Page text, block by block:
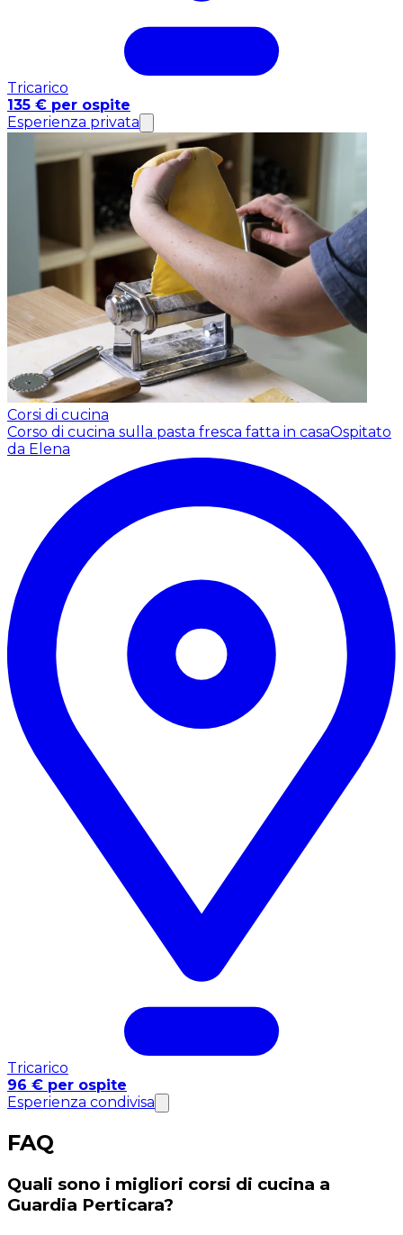
Tricarico
135 € per ospite
Esperienza privata
Corsi di cucina
Corso di cucina sulla pasta fresca fatta in casaOspitato
da Elena
Tricarico
96 € per ospite
Esperienza condivisa
FAQ
Quali sono i migliori corsi di cucina a
Guardia Perticara?